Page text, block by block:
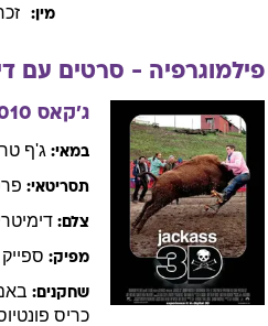
מין:
פילמוגרפיה - סרטים עם
ג'קאס 3D
במאי: ג'ף
תסריטאי:
צלם:
מפיק: ספייק
שחקנים:
כריס